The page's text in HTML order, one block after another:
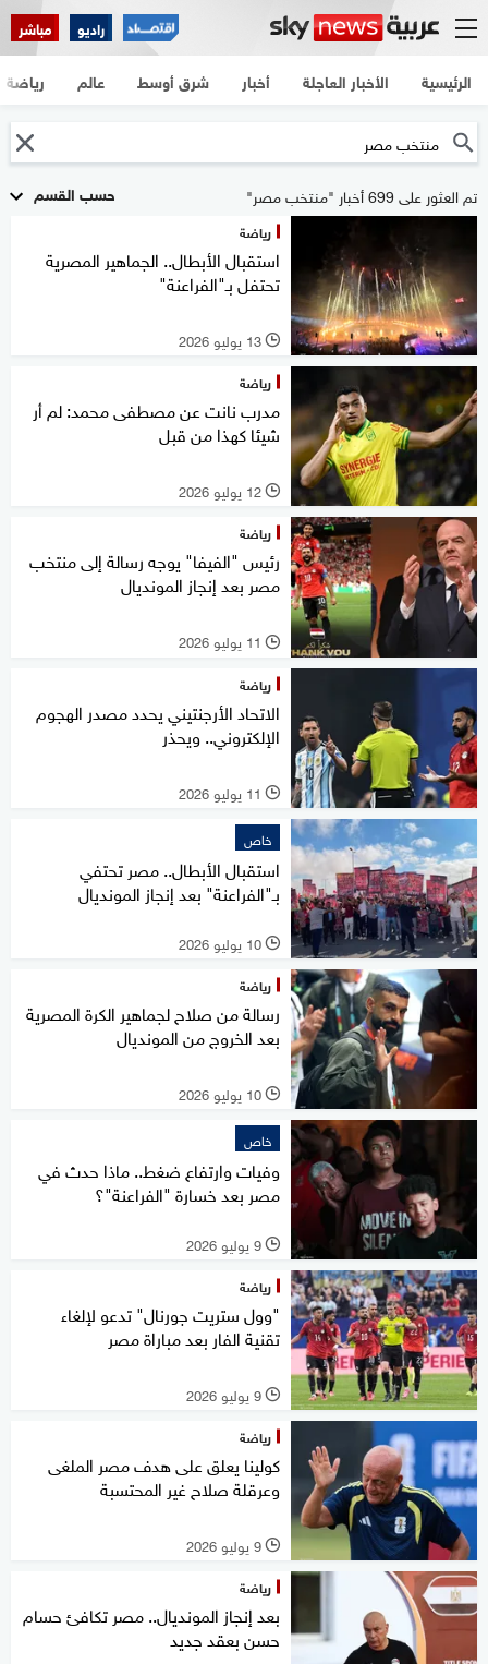
راديو مباشر
الرئيسية الأخبار العاجلة أخبار شرق أوسط عالم رياضة
حسب القسم تم العثور على 699 أخبار "منتخب مصر"
رياضة
استقبال الأبطال.. الجماهير المصرية
تحتفل بـ"الفراعنة"
l 13 يوليو 2026
رياضة
مدرب نانت عن مصطفى محمد: لم أر
شيئا كهذا من قبل
l 12 يوليو 2026
رياضة
رئيس "الفيفا" يوجه رسالة إلى منتخب
مصر بعد إنجاز المونديال
l 11 يوليو 2026
رياضة
الاتحاد الأرجنتيني يحدد مصدر الهجوم
الإلكتروني.. ويحذر
l 11 يوليو 2026
خاص
استقبال الأبطال.. مصر تحتفي
بـ"الفراعنة" بعد إنجاز المونديال
l 10 يوليو 2026
رياضة
رسالة من صلاح لجماهير الكرة المصرية
بعد الخروج من المونديال
l 10 يوليو 2026
خاص
وفيات وارتفاع ضغط.. ماذا حدث في
مصر بعد خسارة "الفراعنة"؟
l 9 يوليو 2026
رياضة
"وول ستريت جورنال" تدعو لإلغاء
تقنية الفار بعد مباراة مصر
l 9 يوليو 2026
رياضة
كولينا يعلق على هدف مصر الملغى
وعرقلة صلاح غير المحتسبة
l 9 يوليو 2026
رياضة
بعد إنجاز المونديال.. مصر تكافئ حسام
حسن بعقد جديد